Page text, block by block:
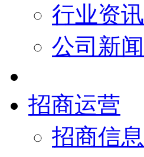
行业资讯
公司新闻
招商运营
招商信息